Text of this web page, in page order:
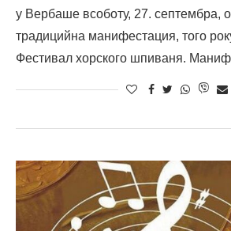
у Вербаше всоботу, 27. септембра,
традицийна манифестация, того
Фестивал хорского шпиваня.